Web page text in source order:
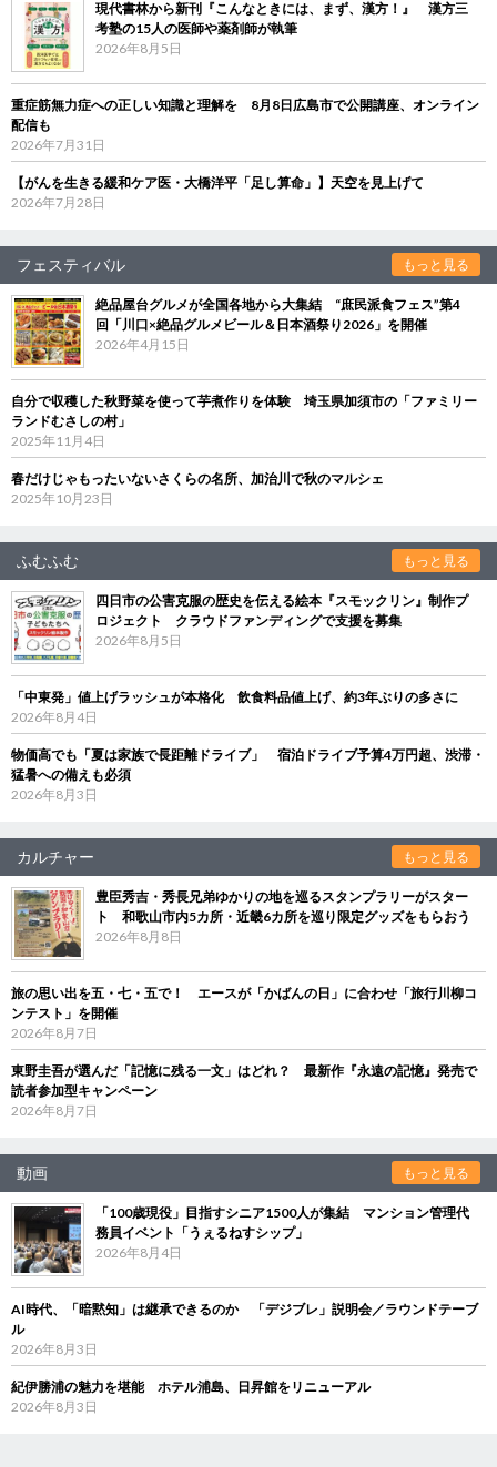
現代書林から新刊『こんなときには、まず、漢方！』 漢方三
考塾の15人の医師や薬剤師が執筆
2026年8月5日
重症筋無力症への正しい知識と理解を 8月8日広島市で公開講座、オンライン
配信も
2026年7月31日
【がんを生きる緩和ケア医・大橋洋平「足し算命」】天空を見上げて
2026年7月28日
フェスティバル もっと見る
絶品屋台グルメが全国各地から大集結 “庶民派食フェス”第4
回「川口×絶品グルメビール＆日本酒祭り2026」を開催
2026年4月15日
自分で収穫した秋野菜を使って芋煮作りを体験 埼玉県加須市の「ファミリー
ランドむさしの村」
2025年11月4日
春だけじゃもったいないさくらの名所、加治川で秋のマルシェ
2025年10月23日
ふむふむ もっと見る
四日市の公害克服の歴史を伝える絵本『スモックリン』制作プ
ロジェクト クラウドファンディングで支援を募集
2026年8月5日
「中東発」値上げラッシュが本格化 飲食料品値上げ、約3年ぶりの多さに
2026年8月4日
物価高でも「夏は家族で長距離ドライブ」 宿泊ドライブ予算4万円超、渋滞・
猛暑への備えも必須
2026年8月3日
カルチャー もっと見る
豊臣秀吉・秀長兄弟ゆかりの地を巡るスタンプラリーがスター
ト 和歌山市内5カ所・近畿6カ所を巡り限定グッズをもらおう
2026年8月8日
旅の思い出を五・七・五で！ エースが「かばんの日」に合わせ「旅行川柳コ
ンテスト」を開催
2026年8月7日
東野圭吾が選んだ「記憶に残る一文」はどれ？ 最新作『永遠の記憶』発売で
読者参加型キャンペーン
2026年8月7日
動画 もっと見る
「100歳現役」目指すシニア1500人が集結 マンション管理代
務員イベント「うぇるねすシップ」
2026年8月4日
AI時代、「暗黙知」は継承できるのか 「デジブレ」説明会／ラウンドテーブ
ル
2026年8月3日
紀伊勝浦の魅力を堪能 ホテル浦島、日昇館をリニューアル
2026年8月3日